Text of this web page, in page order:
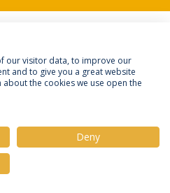
Termos e Condições
dos Dados
Católica Portuguesa
our visitor data, to improve our
and to give you a great website
the cookies we use open the
Deny